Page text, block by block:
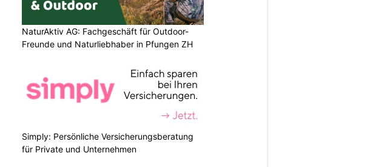
NaturAktiv AG: Fachgeschäft für Outdoor-
Freunde und Naturliebhaber in Pfungen ZH
Simply: Persönliche Versicherungsberatung
für Private und Unternehmen